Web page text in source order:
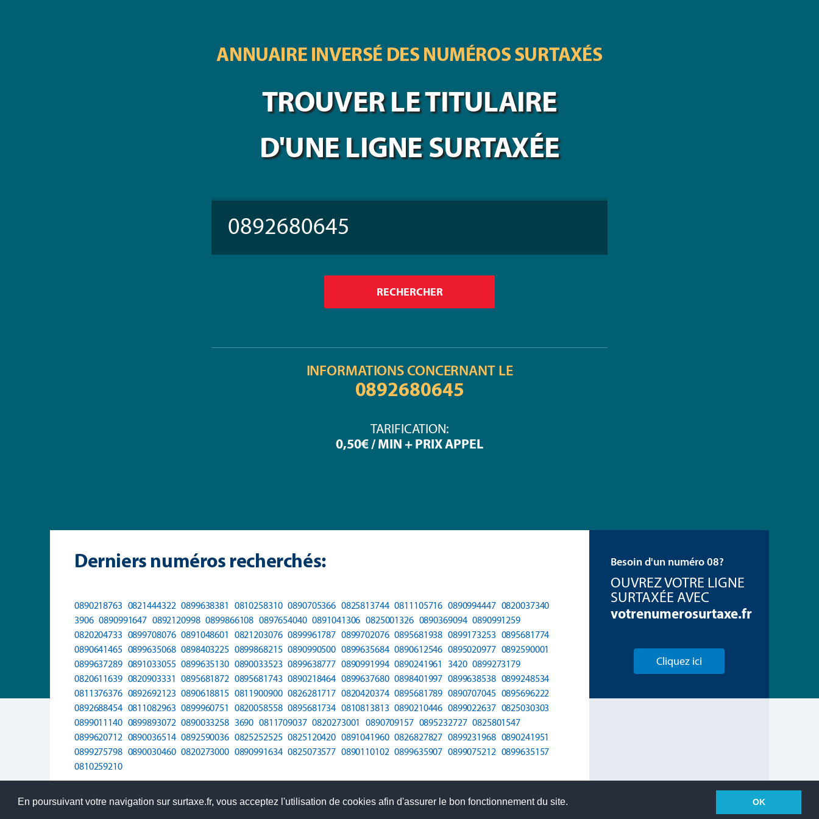
En poursuivant votre navigation sur surtaxe.fr, vous acceptez l'utilisation de cookies afin d'assurer le bon fonctionnement du site. OK
ANNUAIRE INVERSÉ DES NUMÉROS SURTAXÉS
TROUVER LE TITULAIRE
D'UNE LIGNE SURTAXÉE
INFORMATIONS CONCERNANT LE
0892680645
TARIFICATION:
0,50€ / MIN + PRIX APPEL
Derniers numéros recherchés:
0890218763 0821444322 0899638381 0810258310 0890705366 0825813744 0811105716 0890994447 0820037340
3906 0890991647 0892120998 0899866108 0897654040 0891041306 0825001326 0890369094 0890991259
0820204733 0899708076 0891048601 0821203076 0899961787 0899702076 0895681938 0899173253 0895681774
0890641465 0899635068 0898403225 0899868215 0890990500 0899635684 0890612546 0895020977 0892590001
0899637289 0891033055 0899635130 0890033523 0899638777 0890991994 0890241961 3420 0899273179
0820611639 0820903331 0895681872 0895681743 0890218464 0899637680 0898401997 0899638538 0899248534
0811376376 0892692123 0890618815 0811900900 0826281717 0820420374 0895681789 0890707045 0895696222
0892688454 0811082963 0899960751 0820058558 0895681734 0810813813 0890210446 0899022637 0825030303
0899011140 0899893072 0890033258 3690 0811709037 0820273001 0890709157 0895232727 0825801547
0899620712 0890036514 0892590036 0825252525 0825120420 0891041960 0826827827 0899231968 0890241951
0899275798 0890030460 0820273000 0890991634 0825073577 0890110102 0899635907 0899075212 0899635157
0810259210
Besoin d'un numéro 08?
OUVREZ VOTRE LIGNE
SURTAXÉE AVEC
votrenumerosurtaxe.fr
Cliquez ici